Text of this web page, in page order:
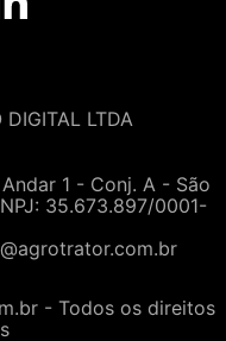
DIGITAL LTDA
1 - Conj. A - São
35.673.897/0001-
- Todos os direitos